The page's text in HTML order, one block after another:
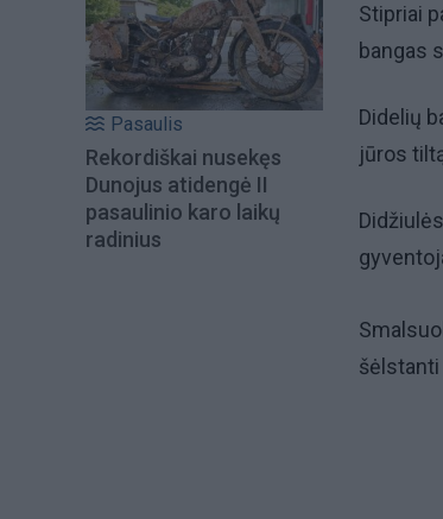
Pasaulis
Rekordiškai nusekęs
Dunojus atidengė II
pasaulinio karo laikų
radinius
Stipriai
bangas
Didelių
jūros
šėlstanti